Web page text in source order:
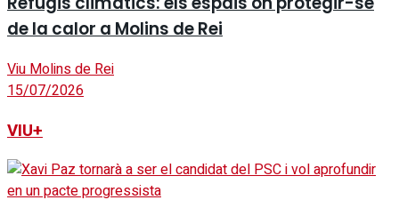
de la calor a Molins de Rei
Viu Molins de Rei
15/07/2026
VIU+